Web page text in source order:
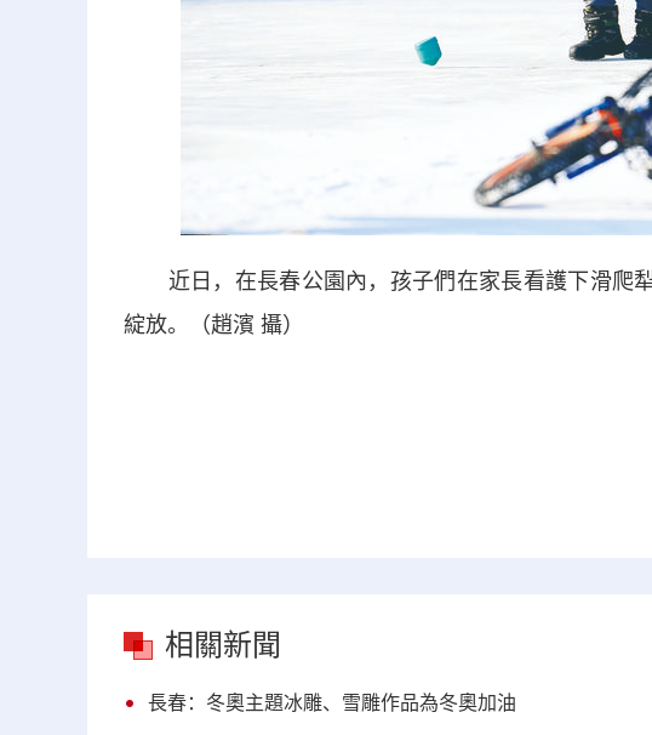
近日，在長春公園內，孩子們在家長看護下滑爬犁
綻放。（趙濱 攝）
相關新聞
長春：冬奧主題冰雕、雪雕作品為冬奧加油